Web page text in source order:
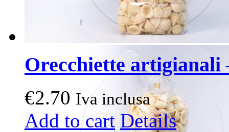
Orecchiette artigianali
€2.70 Iva inclusa
Add to cart Details